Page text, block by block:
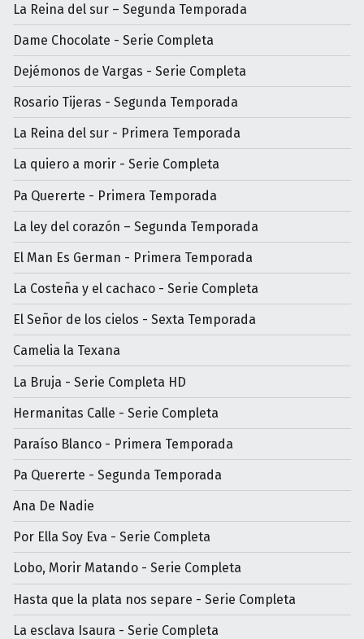
La Reina del sur – Segunda Temporada
Dame Chocolate - Serie Completa
Dejémonos de Vargas - Serie Completa
Rosario Tijeras - Segunda Temporada
La Reina del sur - Primera Temporada
La quiero a morir - Serie Completa
Pa Quererte - Primera Temporada
La ley del corazón – Segunda Temporada
El Man Es German - Primera Temporada
La Costeña y el cachaco - Serie Completa
El Señor de los cielos - Sexta Temporada
Camelia la Texana
La Bruja - Serie Completa HD
Hermanitas Calle - Serie Completa
Paraíso Blanco - Primera Temporada
Pa Quererte - Segunda Temporada
Ana De Nadie
Por Ella Soy Eva - Serie Completa
Lobo, Morir Matando - Serie Completa
Hasta que la plata nos separe - Serie Completa
La esclava Isaura - Serie Completa